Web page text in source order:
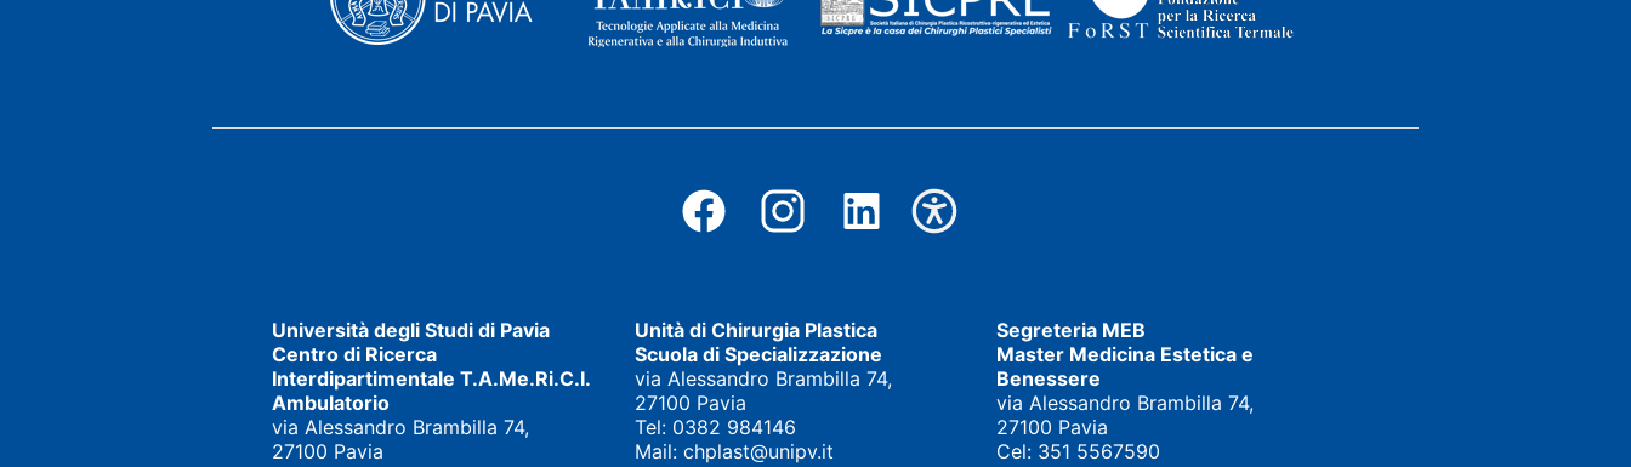
Università degli Studi di Pavia
Centro di Ricerca
Interdipartimentale T.A.Me.Ri.C.I.
Ambulatorio
via Alessandro Brambilla 74,
27100 Pavia
Unità di Chirurgia Plastica
Scuola di Specializzazione
via Alessandro Brambilla 74,
27100 Pavia
Tel: 0382 984146
Mail: chplast@unipv.it
Segreteria MEB
Master Medicina Estetica e
Benessere
via Alessandro Brambilla 74,
27100 Pavia
Cel: 351 5567590